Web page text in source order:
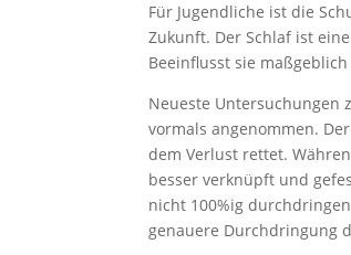
Für Jugendliche ist die
Zukunft. Der Schlaf ist
Beeinflusst sie
Neueste Untersuchungen
vormals angenommen.
dem Verlust rettet.
besser verknüpft und
nicht 100%ig
genauere Durchdringung